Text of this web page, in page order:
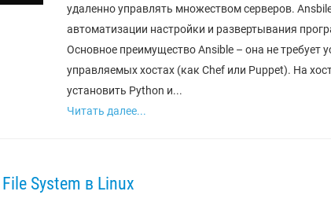
удаленно управлять множеством серверов.
автоматизации настройки и развертывания
Основное преимущество Ansible – она не требует
управляемых хостах (как Chef или Puppet). На
установить Python и...
Читать далее...
System в Linux